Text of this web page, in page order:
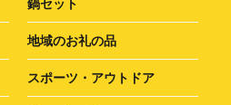
鍋セット
地域のお礼の品
スポーツ・アウトドア